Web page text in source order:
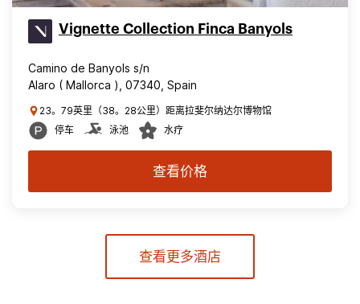
Vignette Collection Finca Banyols
Camino de Banyols s/n
Alaro ( Mallorca ), 07340, Spain
23。79英里（38。28公里）距离拉斐尔纳达尔博物馆
停车
泳池 水疗
查看价格
查看更多酒店